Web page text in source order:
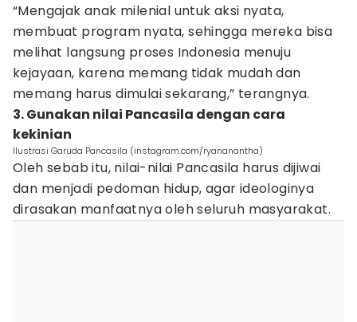
“Mengajak anak milenial untuk aksi nyata,
membuat program nyata, sehingga mereka bisa
melihat langsung proses Indonesia menuju
kejayaan, karena memang tidak mudah dan
memang harus dimulai sekarang,” terangnya.
3. Gunakan nilai Pancasila dengan cara
kekinian
Ilustrasi Garuda Pancasila (instagram.com/ryananantha)
Oleh sebab itu, nilai-nilai Pancasila harus dijiwai
dan menjadi pedoman hidup, agar ideologinya
dirasakan manfaatnya oleh seluruh masyarakat.